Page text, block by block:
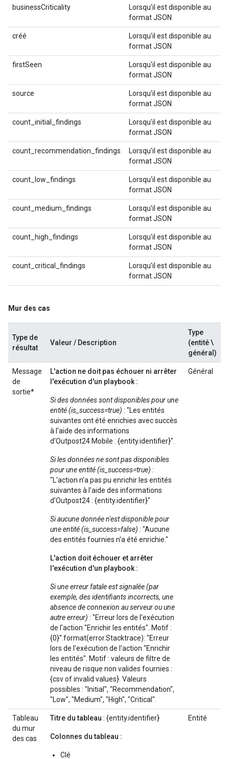
businessCriticality
Lorsqu'il est disponible au
format JSON
créé
Lorsqu'il est disponible au
format JSON
firstSeen
Lorsqu'il est disponible au
format JSON
source
Lorsqu'il est disponible au
format JSON
count_initial_findings
Lorsqu'il est disponible au
format JSON
count_recommendation_findings
Lorsqu'il est disponible au
format JSON
count_low_findings
Lorsqu'il est disponible au
format JSON
count_medium_findings
Lorsqu'il est disponible au
format JSON
count_high_findings
Lorsqu'il est disponible au
format JSON
count_critical_findings
Lorsqu'il est disponible au
format JSON
Mur des cas
Type de
résultat
Valeur / Description
Type
(entité \
général)
Message
de
sortie*
L'action ne doit pas échouer ni arrêter
l'exécution d'un playbook :
Si des données sont disponibles pour une
entité (is_success=true) : "Les entités
suivantes ont été enrichies avec succès
à l'aide des informations
d'Outpost24 Mobile : {entity.identifier}".
Si les données ne sont pas disponibles
pour une entité (is_success=true) :
"L'action n'a pas pu enrichir les entités
suivantes à l'aide des informations
d'Outpost24 : {entity.identifier}"
Si aucune donnée n'est disponible pour
une entité (is_success=false) :"Aucune
des entités fournies n'a été enrichie."
L'action doit échouer et arrêter
l'exécution d'un playbook :
Si une erreur fatale est signalée (par
exemple, des identifiants incorrects, une
absence de connexion au serveur ou une
autre erreur) : "Erreur lors de l'exécution
de l'action "Enrichir les entités". Motif :
{0}''.format(error.Stacktrace): "Erreur
lors de l'exécution de l'action "Enrichir
les entités". Motif : valeurs de filtre de
niveau de risque non valides fournies :
{csv of invalid values}. Valeurs
possibles : "Initial", "Recommendation",
"Low", "Medium", "High", "Critical".
Général
Tableau
du mur
des cas
Titre du tableau : {entity.identifier}
Colonnes du tableau :
Clé
Entité